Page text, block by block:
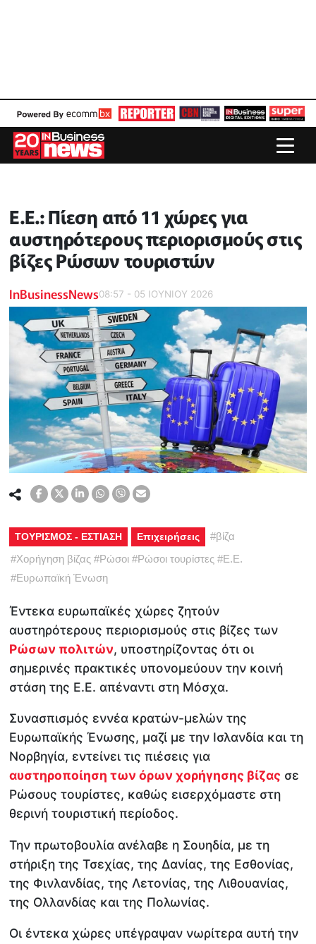
Ε.Ε.: Πίεση από 11 χώρες για
αυστηρότερους περιορισμούς στις
βίζες Ρώσων τουριστών
InBusinessNews08:57 - 05 ΙΟΥΝΙΟΥ 2026
ΤΟΥΡΙΣΜΟΣ - ΕΣΤΙΑΣΗ Επιχειρήσεις #βίζα
#Χορήγηση βίζας #Ρώσοι #Ρώσοι τουρίστες #Ε.Ε.
#Ευρωπαϊκή Ένωση
Έντεκα ευρωπαϊκές χώρες ζητούν
αυστηρότερους περιορισμούς στις βίζες των
Ρώσων πολιτών, υποστηρίζοντας ότι οι
σημερινές πρακτικές υπονομεύουν την κοινή
στάση της Ε.Ε. απέναντι στη Μόσχα.
Συνασπισμός εννέα κρατών-μελών της
Ευρωπαϊκής Ένωσης, μαζί με την Ισλανδία και τη
Νορβηγία, εντείνει τις πιέσεις για
αυστηροποίηση των όρων χορήγησης βίζας σε
Ρώσους τουρίστες, καθώς εισερχόμαστε στη
θερινή τουριστική περίοδος.
Την πρωτοβουλία ανέλαβε η Σουηδία, με τη
στήριξη της Τσεχίας, της Δανίας, της Εσθονίας,
της Φινλανδίας, της Λετονίας, της Λιθουανίας,
της Ολλανδίας και της Πολωνίας.
Οι έντεκα χώρες υπέγραψαν νωρίτερα αυτή την